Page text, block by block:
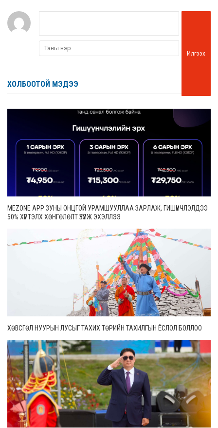
Илгээх
ХОЛБООТОЙ МЭДЭЭ
MEZONE APP ЗУНЫ ОНЦГОЙ УРАМШУУЛЛАА ЗАРЛАЖ, ГИШҮҮНЧЛЭЛДЭЭ
50% ХҮРТЭЛХ ХӨНГӨЛӨЛТ ҮЗҮҮЛЖ ЭХЭЛЛЭЭ
ХӨВСГӨЛ НУУРЫН ЛУСЫГ ТАХИХ ТӨРИЙН ТАХИЛГЫН ЁСЛОЛ БОЛЛОО